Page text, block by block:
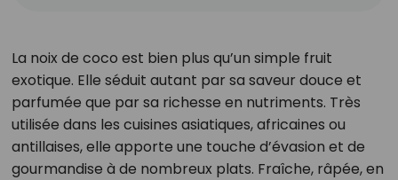
La noix de coco est bien plus qu’un simple fruit
exotique. Elle séduit autant par sa saveur douce et
parfumée que par sa richesse en nutriments. Très
utilisée dans les cuisines asiatiques, africaines ou
antillaises, elle apporte une touche d’évasion et de
gourmandise à de nombreux plats. Fraîche, râpée, en